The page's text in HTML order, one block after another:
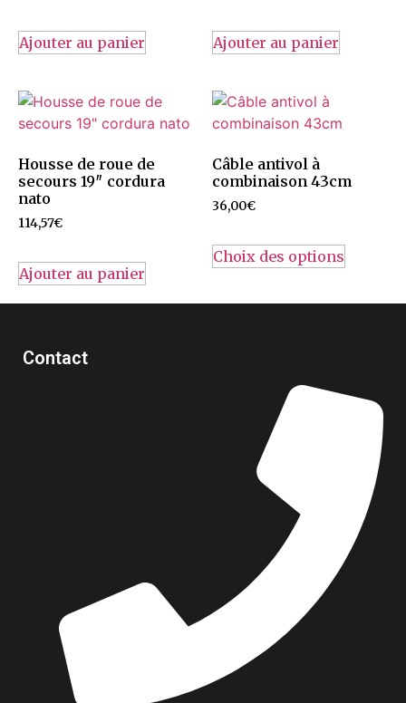
Ajouter au panier Ajouter au panier
Housse de roue de
secours 19″ cordura
nato
114,57€
Ajouter au panier
Câble antivol à
combinaison 43cm
36,00€
Choix des options
Contact